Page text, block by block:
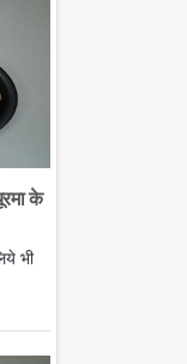
के
भी